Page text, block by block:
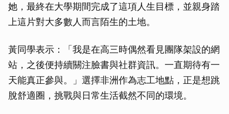
她，最終在大學期間完成了這項人生目標，並親身踏
上這片對大多數人而言陌生的土地。
黃同學表示：「我是在高三時偶然看見團隊架設的網
站，之後便持續關注臉書與社群資訊。一直期待有一
天能真正參與。」選擇非洲作為志工地點，正是想跳
脫舒適圈，挑戰與日常生活截然不同的環境。